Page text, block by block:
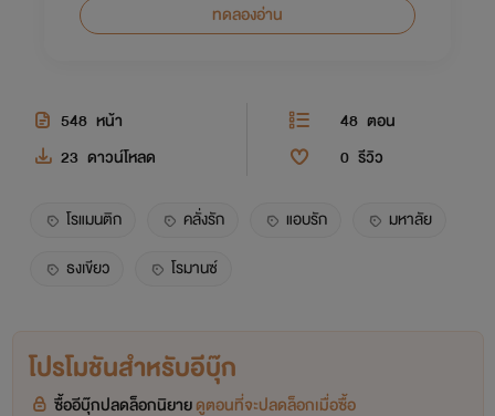
ทดลองอ่าน
548 หน้า 48 ตอน
23 ดาวน์โหลด 0 รีวิว
โรแมนติก คลั่งรัก แอบรัก
มหาลัย
ธงเขียว
โรมานซ์
โปรโมชันสำหรับอีบุ๊ก
ซื้ออีบุ๊กปลดล็อกนิยายดูตอนที่จะปลดล็อกเมื่อซื้อ